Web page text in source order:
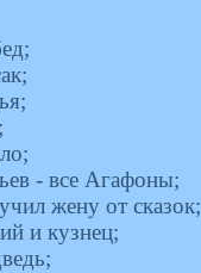
- все Агафоны;
жену от сказок;
и кузнец;